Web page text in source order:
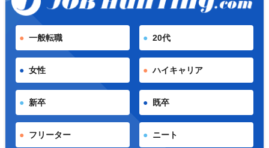
一般転職 20代
女性 ハイキャリア
新卒 既卒
フリーター ニート